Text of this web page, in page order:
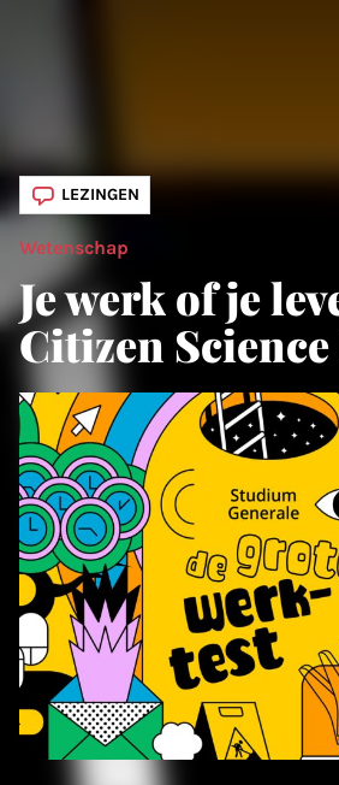
LEZINGEN
Wetenschap
Je werk of je
Citizen